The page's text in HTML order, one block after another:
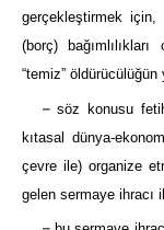
gerçekleştirmek için,
(borç)
“temiz” öldürücülüğün
– söz konusu
kıtasal dünya-
çevre ile) organize
gelen sermaye ihracı